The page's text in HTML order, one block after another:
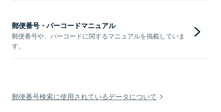
郵便番号・バーコードマニュアル
郵便番号や、バーコードに関するマニュアルを掲載していま
す。
郵便番号検索に使用されているデータについて